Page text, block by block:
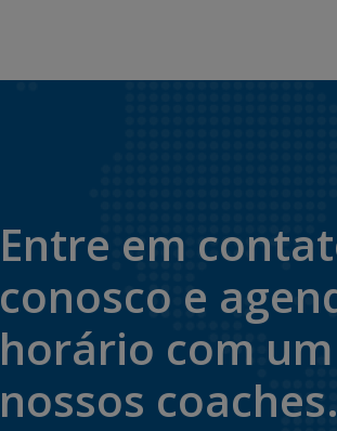
Entre em
conosco e
horário com
nossos coaches.